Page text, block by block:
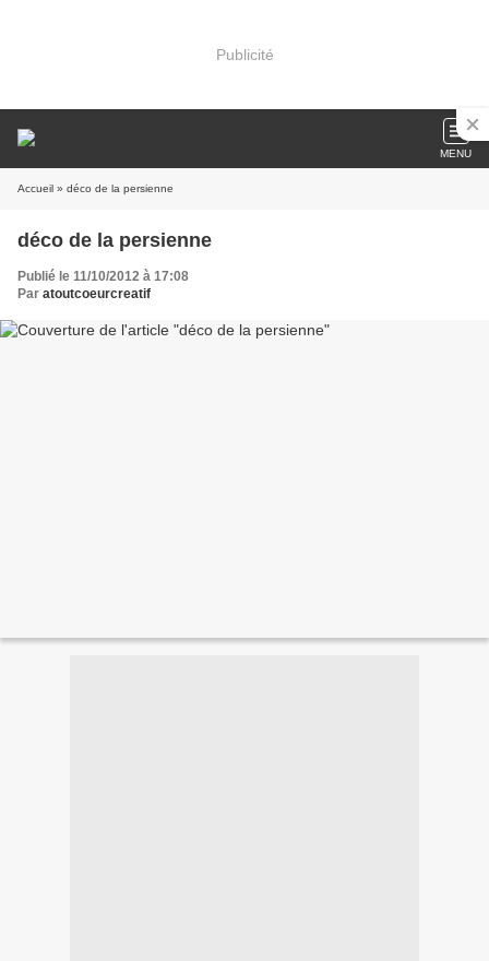
Publicité
MENU
Accueil » déco de la persienne
déco de la persienne
Publié le 11/10/2012 à 17:08
Par atoutcoeurcreatif